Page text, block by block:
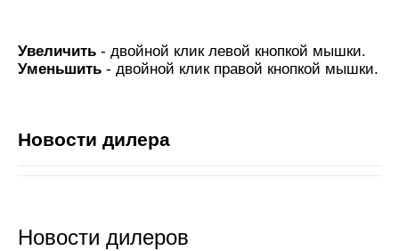
Увеличить - двойной клик левой кнопкой мышки.
Уменьшить - двойной клик правой кнопкой мышки.
Новости дилера
Новости дилеров